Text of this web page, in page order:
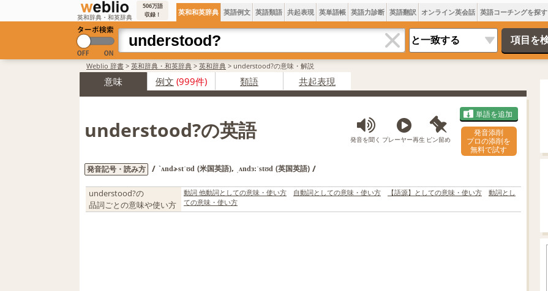
英和辞典・和英辞典
506万語
収録！
英和和英辞典 英語例文 英語類語 共起表現 英単語帳 英語力診断 英語翻訳 オンライン英会話 英語コーチングを探す
Weblio 辞書 > 英和辞典・和英辞典 > 英和辞典 > understood?の意味・解説
意味 例文 (999件) 類語 共起表現
understood?の英語 発音を聞く プレーヤー再生 ピン留め
単語を追加
発音添削
プロの添削を
無料で試す
発音記号・読み方 / `ʌndɚstˈʊd (米国英語), ˌʌndɜ:ˈstʊd (英国英語) /
understood?の
品詞ごとの意味や使い方
動詞 他動詞としての意味・使い方 自動詞としての意味・使い方 【語源】としての意味・使い方
動詞とし
ての意味・使い方